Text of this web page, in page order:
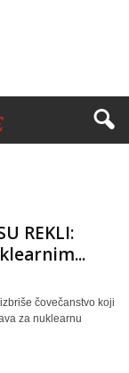
REKLI:
čovečanstvo koji
za nuklearnu